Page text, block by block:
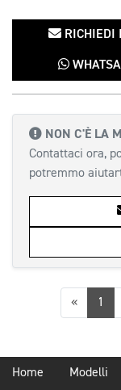
RICHIEDI
NON C'È LA
Contattaci ora,
potremmo
« 1
Home Modelli